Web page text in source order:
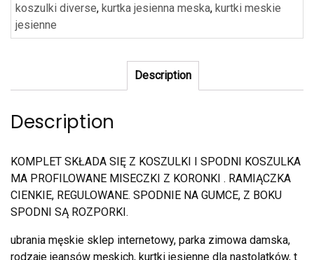
koszulki diverse, kurtka jesienna meska, kurtki meskie
jesienne
Description
Description
KOMPLET SKŁADA SIĘ Z KOSZULKI I SPODNI KOSZULKA
MA PROFILOWANE MISECZKI Z KORONKI . RAMIĄCZKA
CIENKIE, REGULOWANE. SPODNIE NA GUMCE, Z BOKU
SPODNI SĄ ROZPORKI.
ubrania męskie sklep internetowy, parka zimowa damska,
rodzaje jeansów męskich, kurtki jesienne dla nastolatków, t